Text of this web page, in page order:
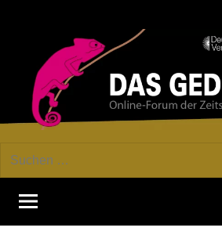
GEDICHT
blog
Forum
von
DAS
Suchen